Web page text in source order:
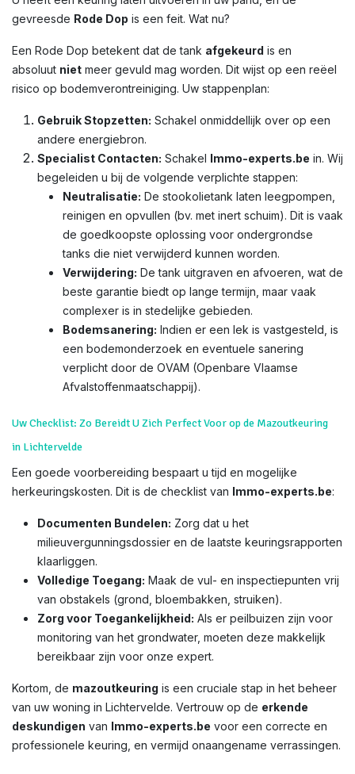
gevreesde Rode Dop is een feit. Wat nu?
Een Rode Dop betekent dat de tank afgekeurd is en
absoluut niet meer gevuld mag worden. Dit wijst op een reëel
risico op bodemverontreiniging. Uw stappenplan:
Gebruik Stopzetten: Schakel onmiddellijk over op een
andere energiebron.
Specialist Contacten: Schakel Immo-experts.be in. Wij
begeleiden u bij de volgende verplichte stappen:
Neutralisatie: De stookolietank laten leegpompen,
reinigen en opvullen (bv. met inert schuim). Dit is vaak
de goedkoopste oplossing voor ondergrondse
tanks die niet verwijderd kunnen worden.
Verwijdering: De tank uitgraven en afvoeren, wat de
beste garantie biedt op lange termijn, maar vaak
complexer is in stedelijke gebieden.
Bodemsanering: Indien er een lek is vastgesteld, is
een bodemonderzoek en eventuele sanering
verplicht door de OVAM (Openbare Vlaamse
Afvalstoffenmaatschappij).
Uw Checklist: Zo Bereidt U Zich Perfect Voor op de Mazoutkeuring
in Lichtervelde
Een goede voorbereiding bespaart u tijd en mogelijke
herkeuringskosten. Dit is de checklist van Immo-experts.be:
Documenten Bundelen: Zorg dat u het
milieuvergunningsdossier en de laatste keuringsrapporten
klaarliggen.
Volledige Toegang: Maak de vul- en inspectiepunten vrij
van obstakels (grond, bloembakken, struiken).
Zorg voor Toegankelijkheid: Als er peilbuizen zijn voor
monitoring van het grondwater, moeten deze makkelijk
bereikbaar zijn voor onze expert.
Kortom, de mazoutkeuring is een cruciale stap in het beheer
van uw woning in Lichtervelde. Vertrouw op de erkende
deskundigen van Immo-experts.be voor een correcte en
professionele keuring, en vermijd onaangename verrassingen.